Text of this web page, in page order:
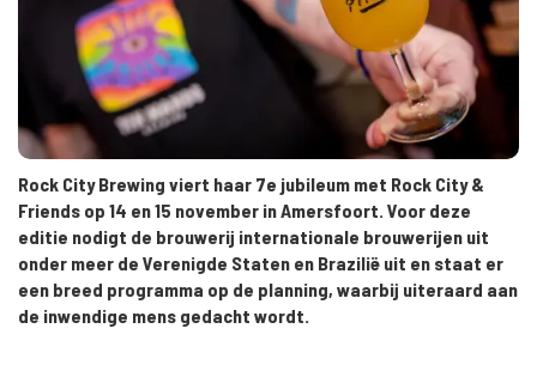
Rock City Brewing viert haar 7e jubileum met Rock City &
Friends op 14 en 15 november in Amersfoort. Voor deze
editie nodigt de brouwerij internationale brouwerijen uit
onder meer de Verenigde Staten en Brazilië uit en staat er
een breed programma op de planning, waarbij uiteraard aan
de inwendige mens gedacht wordt.